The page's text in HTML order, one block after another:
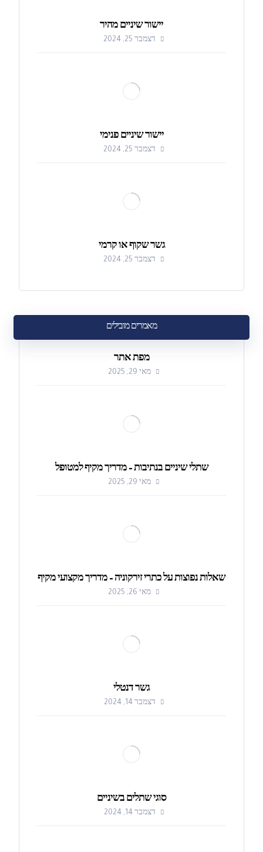
יישור שיניים מהיר
דצמבר 25, 2024
יישור שיניים פנימי
דצמבר 25, 2024
גשר שקוף או קרמי
דצמבר 25, 2024
מאמרים מובילים
מפת אתר
מאי 29, 2025
שתלי שיניים בנתיבות – מדריך מקיף למטופל
מאי 29, 2025
שאלות נפוצות על כתרי זירקוניה – מדריך מקצועי מקיף
מאי 26, 2025
גשר דנטלי
דצמבר 14, 2024
סוגי שתלים בשיניים
דצמבר 14, 2024